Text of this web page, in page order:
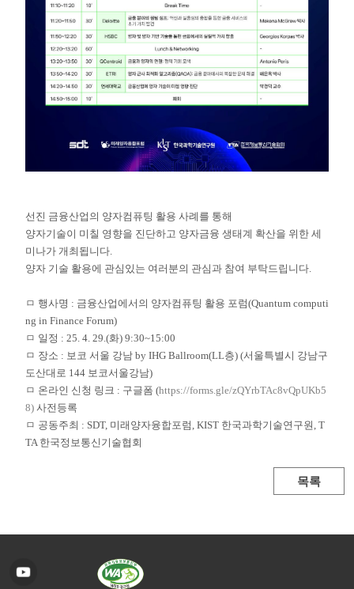
선진 금융산업의 양자컴퓨팅 활용 사례를 통해
양자기술이 미칠 영향을 진단하고 양자금융 생태계 확산을 위한 세
미나가 개최됩니다.
양자 기술 활용에 관심있는 여러분의 관심과 참여 부탁드립니다.
ㅁ 행사명 : 금융산업에서의 양자컴퓨팅 활용 포럼(Quantum computi
ng in Finance Forum)
ㅁ 일정 : 25. 4. 29.(화) 9:30~15:00
ㅁ 장소 : 보코 서울 강남 by IHG Ballroom(LL층) (서울특별시 강남구
도산대로 144 보코서울강남)
ㅁ 온라인 신청 링크 : 구글폼 (https://forms.gle/zQYrbTAc8vQpUKb5
8)사전등록
ㅁ 공동주최 : SDT, 미래양자융합포럼, KIST 한국과학기술연구원, T
TA 한국정보통신기술협회
목록